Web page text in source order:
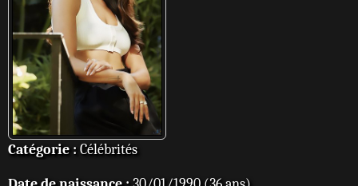
Catégorie : Célébrités